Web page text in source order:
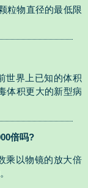
粒物直径的最低限
世界上已知的体积
体积更大的新型病
倍吗?
乘以物镜的放大倍